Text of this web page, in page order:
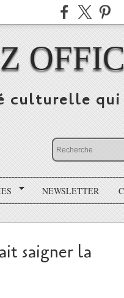
culturelle
NEWSLETTER
saigner la